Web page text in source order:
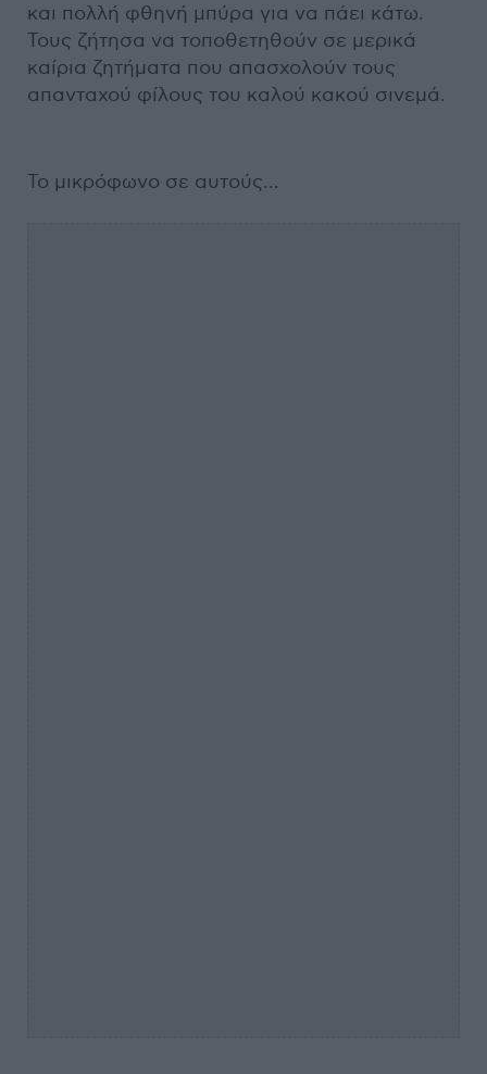
και πολλή φθηνή μπύρα για να πάει κάτω.
Τους ζήτησα να τοποθετηθούν σε μερικά
καίρια ζητήματα που απασχολούν τους
απανταχού φίλους του καλού κακού σινεμά.
Το μικρόφωνο σε αυτούς...